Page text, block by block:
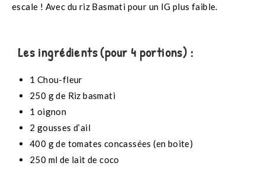
escale ! Avec du riz Basmati pour un IG plus faible.
Les ingrédients (pour 4 portions) :
1 Chou-fleur
250 g de Riz basmati
1 oignon
2 gousses d’ail
400 g de tomates concassées (en boite)
250 ml de lait de coco